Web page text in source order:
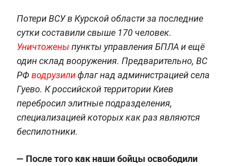
Потери ВСУ в Курской области за последние
сутки составили свыше 170 человек.
Уничтожены пункты управления БПЛА и ещё
один склад вооружения. Предварительно, ВС
РФ водрузилифлаг над администрацией села
Гуево. К российской территории Киев
перебросил элитные подразделения,
специализацией которых как раз являются
беспилотники.
— После того как наши бойцы освободили